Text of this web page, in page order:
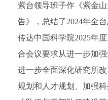
紫台领导班子作《紫金
告》，总结了2024年全
传达中国科学院2025年
合会议要求从进一步加
进一步全面深化研究所
规划和人才规划、加强